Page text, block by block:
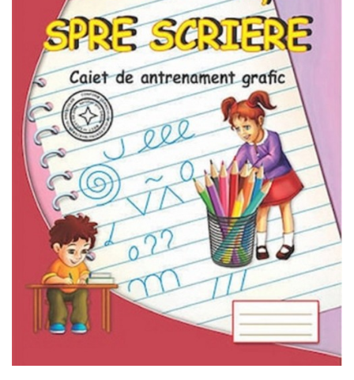
Resurse umane
Vanzari si marketing
Carte scolara
Atlase, dictionare si enciclopedii
Carte prescolara
Carte scolara
Dictionare de limba romana
Ghiduri de conversatie
Invatamant gimnazial
Invatamant primar
Invatarea limbilor straine
Povesti si povestiri
Carti in limba engleza
Carti pentru copii
Atlase, dictionare si enciclopedii